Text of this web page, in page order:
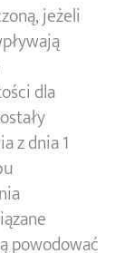
jeżeli
dla
z dnia 1
powodować